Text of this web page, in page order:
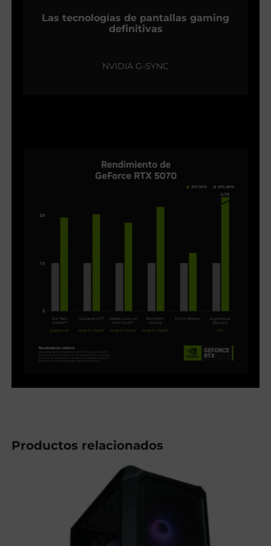
Las tecnologías de pantallas gaming
definitivas
NVIDIA G-SYNC
Productos relacionados